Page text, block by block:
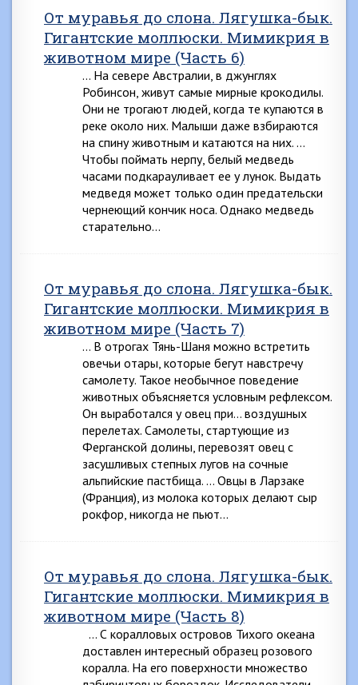
От муравья до слона. Лягушка-бык.
Гигантские моллюски. Мимикрия в
животном мире (Часть 6)
… На севере Австралии, в джунглях
Робинсон, живут самые мирные крокодилы.
Они не трогают людей, когда те купаются в
реке около них. Малыши даже взбирают­ся
на спину животным и катаются на них. …
Чтобы поймать нерпу, белый медведь
часами под­карауливает ее у лунок. Выдать
медведя может только один предательски
чернеющий кончик носа. Однако мед­ведь
старательно…
От муравья до слона. Лягушка-бык.
Гигантские моллюски. Мимикрия в
животном мире (Часть 7)
… В отрогах Тянь-Шаня можно встретить
овечьи ота­ры, которые бегут навстречу
самолету. Такое необычное поведение
животных объясняется условным рефлексом.
Он выработался у овец при… воздушных
перелетах. Са­молеты, стартующие из
Ферганской долины, перевозят овец с
засушливых степных лугов на сочные
альпийские пастбища. … Овцы в Ларзаке
(Франция), из молока которых делают сыр
рокфор, никогда не пьют…
От муравья до слона. Лягушка-бык.
Гигантские моллюски. Мимикрия в
животном мире (Часть 8)
… С коралловых островов Тихого океана
доставлен интересный образец розового
коралла. На его поверх­ности множество